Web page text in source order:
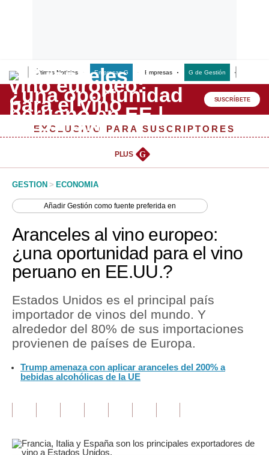
Últimas Noticias Empresas G Empresas G de Gestión
Lo último
Peru Quiosco
Management & Empleo
Perú
Política
Finanzas Personales
Inmobiliarias
Plus G
SUSCRÍBETE
EXCLUSIVO PARA SUSCRIPTORES
PLUS G
GESTION > ECONOMIA
AñadirGestión como fuente preferida en
Aranceles al vino europeo:
¿una oportunidad para el vino
peruano en EE.UU.?
Estados Unidos es el principal país
importador de vinos del mundo. Y
alrededor del 80% de sus importaciones
provienen de países de Europa.
Trump amenaza con aplicar aranceles del 200% a
bebidas alcohólicas de la UE